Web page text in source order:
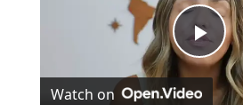
Watch on